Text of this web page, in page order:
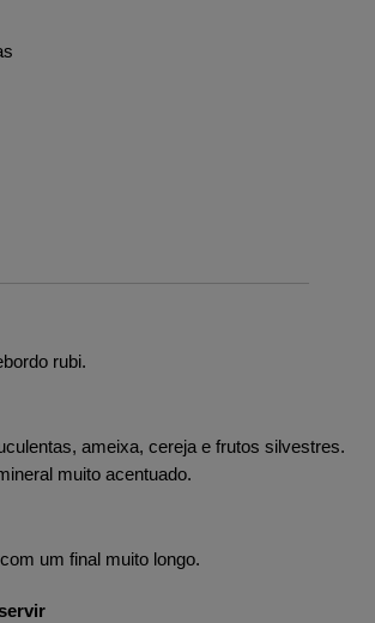
rubi.
ameixa, cereja e frutos silvestres.
muito acentuado.
um final muito longo.